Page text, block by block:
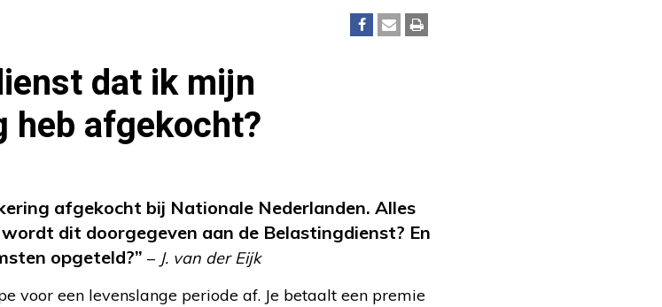
dat ik mijn
afgekocht?
afgekocht bij Nationale Nederlanden. Alles
dit doorgegeven aan de Belastingdienst? En
opgeteld?” –J. van der Eijk
voor een levenslange periode af. Je betaalt een premie